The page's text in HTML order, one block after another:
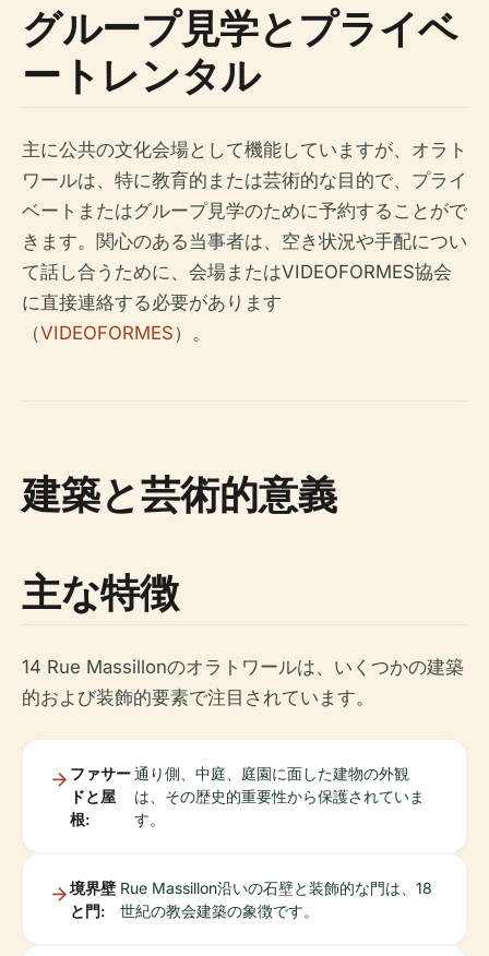
グループ見学とプライベ
ートレンタル
主に公共の文化会場として機能していますが、オラト
ワールは、特に教育的または芸術的な目的で、プライ
ベートまたはグループ見学のために予約することがで
きます。関心のある当事者は、空き状況や手配につい
て話し合うために、会場またはVIDEOFORMES協会
に直接連絡する必要があります
（VIDEOFORMES）。
建築と芸術的意義
主な特徴
14 Rue Massillonのオラトワールは、いくつかの建築
的および装飾的要素で注目されています。
ファサー
ドと屋
根:
通り側、中庭、庭園に面した建物の外観
は、その歴史的重要性から保護されていま
す。
境界壁
と門:
Rue Massillon沿いの石壁と装飾的な門は、18
世紀の教会建築の象徴です。